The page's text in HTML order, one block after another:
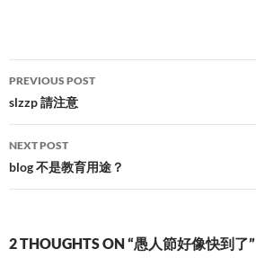
Post
navigation
PREVIOUS POST
slzzp 請注意
NEXT POST
blog 不是教育用途？
2 THOUGHTS ON “愚人節好像快到了”